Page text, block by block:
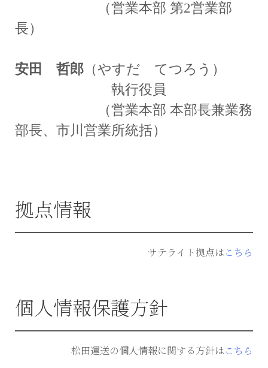
（営業本部 第2営業部
長）
安田 哲郎 （やすだ てつろう）
執行役員
（営業本部 本部長兼業務
部長、市川営業所統括）
拠点情報
サテライト拠点はこちら
個人情報保護方針
松田運送の個人情報に関する方針はこちら